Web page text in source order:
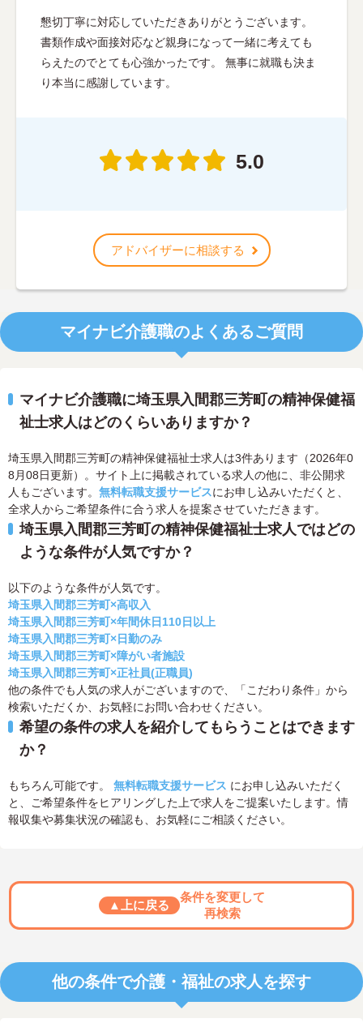
懇切丁寧に対応していただきありがとうございます。
書類作成や面接対応など親身になって一緒に考えても
らえたのでとても心強かったです。 無事に就職も決ま
り本当に感謝しています。
5.0
アドバイザーに相談する
マイナビ介護職のよくあるご質問
マイナビ介護職に埼玉県入間郡三芳町の精神保健福
祉士求人はどのくらいありますか？
埼玉県入間郡三芳町の精神保健福祉士求人は3件あります（2026年0
8月08日更新）。サイト上に掲載されている求人の他に、非公開求
人もございます。 無料転職支援サービスにお申し込みいただくと、
全求人からご希望条件に合う求人を提案させていただきます。
埼玉県入間郡三芳町の精神保健福祉士求人ではどの
ような条件が人気ですか？
以下のような条件が人気です。
埼玉県入間郡三芳町×高収入
埼玉県入間郡三芳町×年間休日110日以上
埼玉県入間郡三芳町×日勤のみ
埼玉県入間郡三芳町×障がい者施設
埼玉県入間郡三芳町×正社員(正職員)
他の条件でも人気の求人がございますので、「こだわり条件」から
検索いただくか、お気軽にお問い合わせください。
希望の条件の求人を紹介してもらうことはできます
か？
もちろん可能です。 無料転職支援サービス にお申し込みいただく
と、ご希望条件をヒアリングした上で求人をご提案いたします。情
報収集や募集状況の確認も、お気軽にご相談ください。
▲上に戻る
条件を変更して
再検索
他の条件で介護・福祉の求人を探す